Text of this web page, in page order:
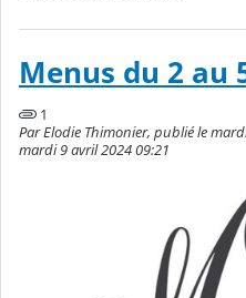
Menus du 2 au
1
Par Elodie Thimonier, publié le
mardi 9 avril 2024 09:21